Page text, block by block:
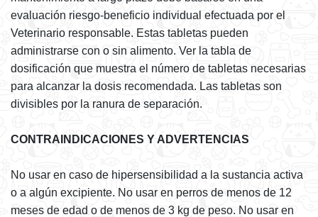
evaluación riesgo-beneficio individual efectuada por el
Veterinario responsable. Estas tabletas pueden
administrarse con o sin alimento. Ver la tabla de
dosificación que muestra el número de tabletas necesarias
para alcanzar la dosis recomendada. Las tabletas son
divisibles por la ranura de separación.
CONTRAINDICACIONES Y ADVERTENCIAS
No usar en caso de hipersensibilidad a la sustancia activa
o a algún excipiente. No usar en perros de menos de 12
meses de edad o de menos de 3 kg de peso. No usar en